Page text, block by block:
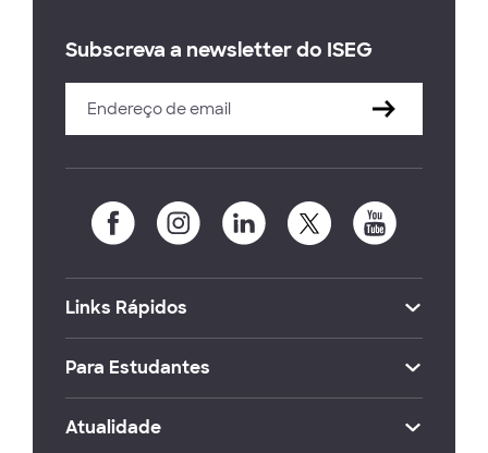
Subscreva a newsletter do ISEG
Links Rápidos
Para Estudantes
Atualidade